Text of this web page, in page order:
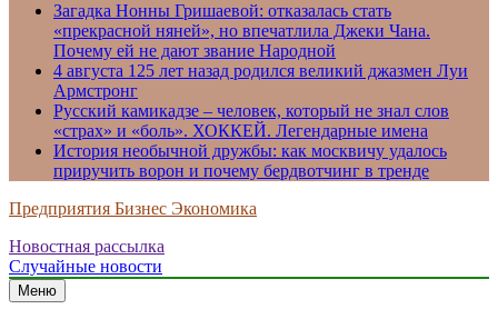
Загадка Нонны Гришаевой: отказалась стать
«прекрасной няней», но впечатлила Джеки Чана.
Почему ей не дают звание Народной
4 августа 125 лет назад родился великий джазмен Луи
Армстронг
Русский камикадзе – человек, который не знал слов
«страх» и «боль». ХОККЕЙ. Легендарные имена
История необычной дружбы: как москвичу удалось
приручить ворон и почему бердвотчинг в тренде
Предприятия Бизнес Экономика
Новостная рассылка
Случайные новости
Меню